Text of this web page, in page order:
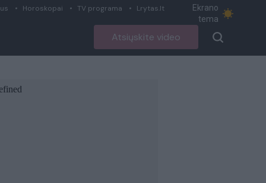
Horoskopai TV programa Lrytas.lt
Ekrano
tema
Atsiųskite video